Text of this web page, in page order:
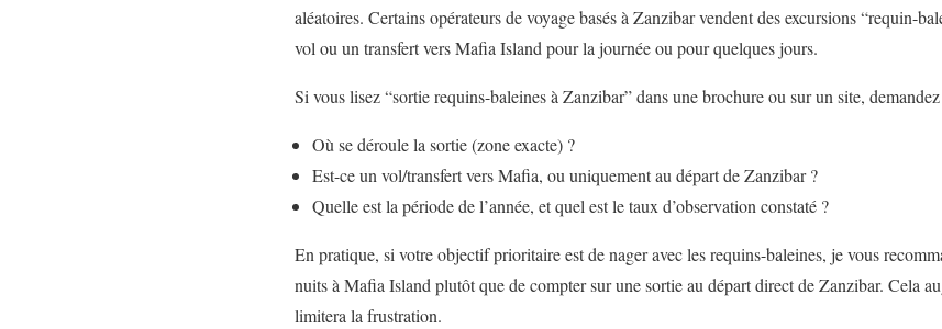
aléatoires. Certains opérateurs de voyage basés à Zanzibar vendent des excursions “requin-
vol ou un transfert vers Mafia Island pour la journée ou pour quelques jours.
Si vous lisez “sortie requins-baleines à Zanzibar” dans une brochure ou sur un site,
Où se déroule la sortie (zone exacte) ?
Est-ce un vol/transfert vers Mafia, ou uniquement au départ de Zanzibar ?
Quelle est la période de l’année, et quel est le taux d’observation constaté ?
En pratique, si votre objectif prioritaire est de nager avec les requins-baleines, je vous
nuits à Mafia Island plutôt que de compter sur une sortie au départ direct de Zanzibar. Cela
limitera la frustration.